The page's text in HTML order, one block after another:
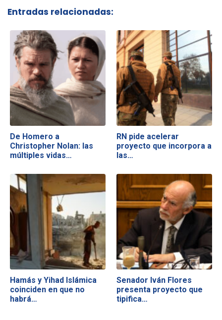
Entradas relacionadas:
De Homero a
Christopher Nolan: las
múltiples vidas…
RN pide acelerar
proyecto que incorpora a
las…
Hamás y Yihad Islámica
coinciden en que no
habrá…
Senador Iván Flores
presenta proyecto que
tipifica…